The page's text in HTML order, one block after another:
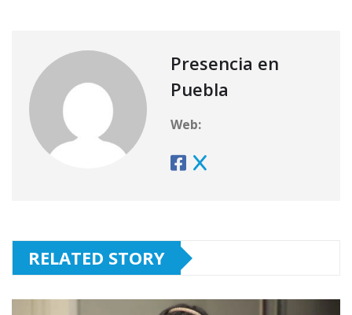
Presencia en
Puebla
Web:
RELATED STORY